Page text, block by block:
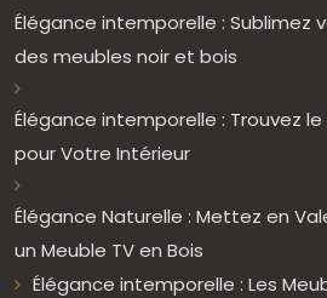
Élégance intemporelle : Sublimez
des meubles noir et bois
Élégance intemporelle : Trouvez
pour Votre Intérieur
Élégance Naturelle : Mettez en
un Meuble TV en Bois
Élégance intemporelle : Les